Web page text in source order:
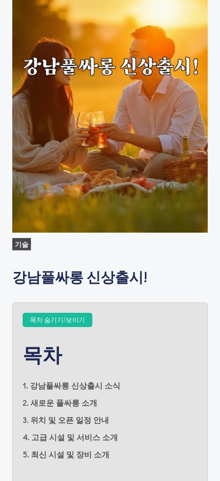
기술
강남풀싸롱 신상출시!
목차 숨기기/보이기
목차
1. 강남풀싸롱 신상출시 소식
2. 새로운 풀싸롱 소개
3. 위치 및 오픈 일정 안내
4. 고급 시설 및 서비스 소개
5. 최신 시설 및 장비 소개